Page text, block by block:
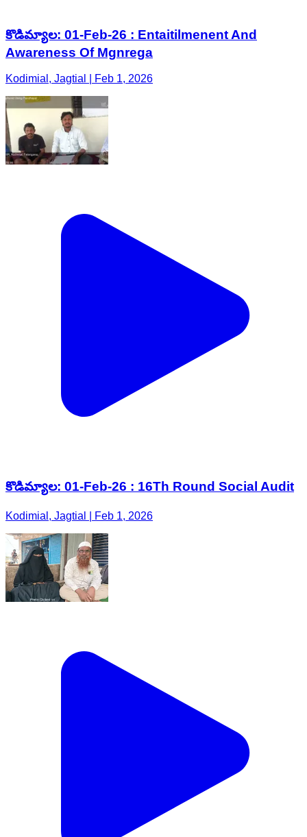
కొడిమ్యాల: 01-Feb-26 : Entaitilmenent And
Awareness Of Mgnrega
Kodimial, Jagtial | Feb 1, 2026
కొడిమ్యాల: 01-Feb-26 : 16Th Round Social Audit
Kodimial, Jagtial | Feb 1, 2026